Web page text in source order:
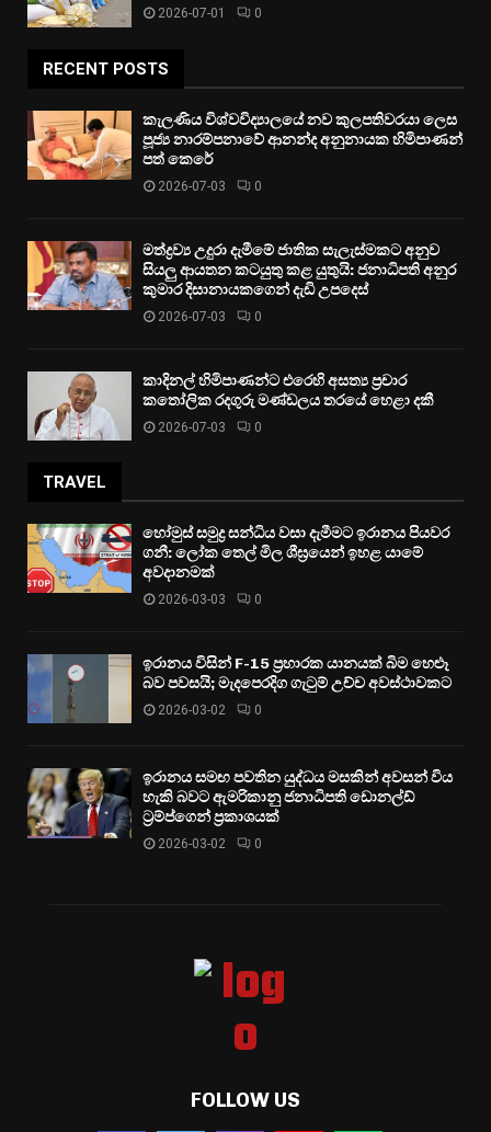
2026-07-01 0
RECENT POSTS
කැලණිය විශ්වවිද්‍යාලයේ නව කුලපතිවරයා ලෙස
පූජ්‍ය නාරම්පනාවේ ආනන්ද අනුනායක හිමිපාණන්
පත් කෙරේ
2026-07-03 0
මත්ද්‍රව්‍ය උදුරා දැමීමේ ජාතික සැලැස්මකට අනුව
සියලු ආයතන කටයුතු කළ යුතුයි: ජනාධිපති අනුර
කුමාර දිසානායකගෙන් දැඩි උපදෙස්
2026-07-03 0
කාදිනල් හිමිපාණන්ට එරෙහි අසත්‍ය ප්‍රචාර
කතෝලික රදගුරු මණ්ඩලය තරයේ හෙළා දකී
2026-07-03 0
TRAVEL
හෝමුස් සමුද්‍ර සන්ධිය වසා දැමීමට ඉරානය පියවර
ගනී: ලෝක තෙල් මිල ශීඝ්‍රයෙන් ඉහළ යාමේ
අවදානමක්
2026-03-03 0
ඉරානය විසින් F-15 ප්‍රහාරක යානයක් බිම හෙළූ
බව පවසයි; මැදපෙරදිග ගැටුම් උච්ච අවස්ථාවකට
2026-03-02 0
ඉරානය සමඟ පවතින යුද්ධය මසකින් අවසන් විය
හැකි බවට ඇමරිකානු ජනාධිපති ඩොනල්ඩ්
ට්‍රම්ප්ගෙන් ප්‍රකාශයක්
2026-03-02 0
FOLLOW US